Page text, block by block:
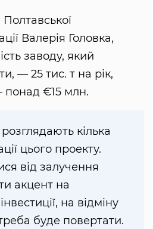
Валерія Головка,
заводу, який
— 25 тис. т на рік,
понад €15 млн.
кілька
цього проекту.
від залучення
акцент на
на відміну
буде повертати.